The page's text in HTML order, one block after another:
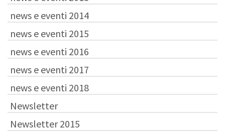
news e eventi 2014
news e eventi 2015
news e eventi 2016
news e eventi 2017
news e eventi 2018
Newsletter
Newsletter 2015